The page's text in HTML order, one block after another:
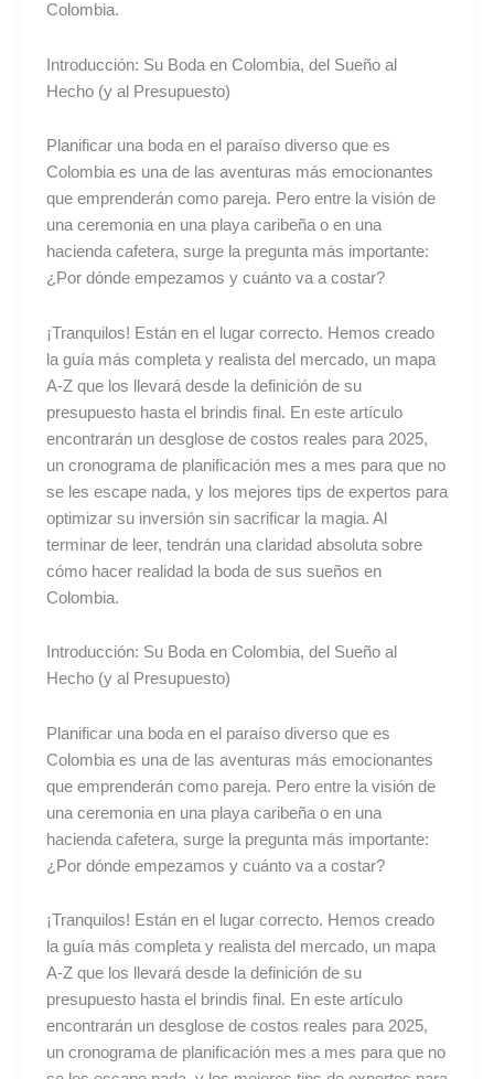
Colombia.
Introducción: Su Boda en Colombia, del Sueño al
Hecho (y al Presupuesto)
Planificar una boda en el paraíso diverso que es
Colombia es una de las aventuras más emocionantes
que emprenderán como pareja. Pero entre la visión de
una ceremonia en una playa caribeña o en una
hacienda cafetera, surge la pregunta más importante:
¿Por dónde empezamos y cuánto va a costar?
¡Tranquilos! Están en el lugar correcto. Hemos creado
la guía más completa y realista del mercado, un mapa
A-Z que los llevará desde la definición de su
presupuesto hasta el brindis final. En este artículo
encontrarán un desglose de costos reales para 2025,
un cronograma de planificación mes a mes para que no
se les escape nada, y los mejores tips de expertos para
optimizar su inversión sin sacrificar la magia. Al
terminar de leer, tendrán una claridad absoluta sobre
cómo hacer realidad la boda de sus sueños en
Colombia.
Introducción: Su Boda en Colombia, del Sueño al
Hecho (y al Presupuesto)
Planificar una boda en el paraíso diverso que es
Colombia es una de las aventuras más emocionantes
que emprenderán como pareja. Pero entre la visión de
una ceremonia en una playa caribeña o en una
hacienda cafetera, surge la pregunta más importante:
¿Por dónde empezamos y cuánto va a costar?
¡Tranquilos! Están en el lugar correcto. Hemos creado
la guía más completa y realista del mercado, un mapa
A-Z que los llevará desde la definición de su
presupuesto hasta el brindis final. En este artículo
encontrarán un desglose de costos reales para 2025,
un cronograma de planificación mes a mes para que no